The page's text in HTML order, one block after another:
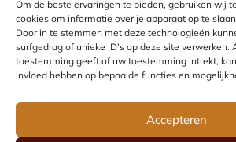
Om de beste ervaringen te bieden, gebruiken wij
cookies om informatie over je apparaat op te
Door in te stemmen met deze technologieën
surfgedrag of unieke ID's op deze site verwerken.
toestemming geeft of uw toestemming intrekt,
invloed hebben op bepaalde functies en
Accepteren